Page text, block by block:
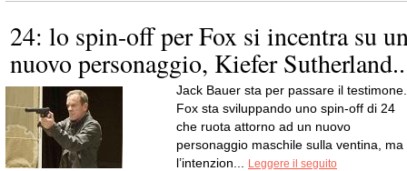
24: lo spin-off per Fox si incentra su
nuovo personaggio, Kiefer
Jack Bauer sta per passare il testimone.
Fox sta sviluppando uno spin-off di 24
che ruota attorno ad un nuovo
personaggio maschile sulla ventina, ma
l’intenzion...
Leggere il seguito